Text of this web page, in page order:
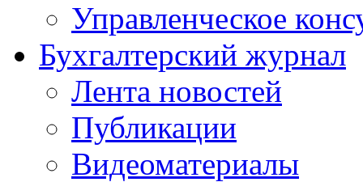
Управленческое
Бухгалтерский журнал
Лента новостей
Публикации
Видеоматериалы